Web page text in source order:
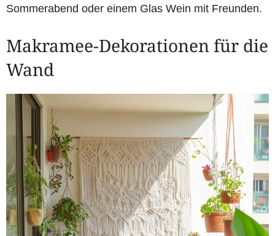
Sommerabend oder einem Glas Wein mit Freunden.
Makramee-Dekorationen für die
Wand